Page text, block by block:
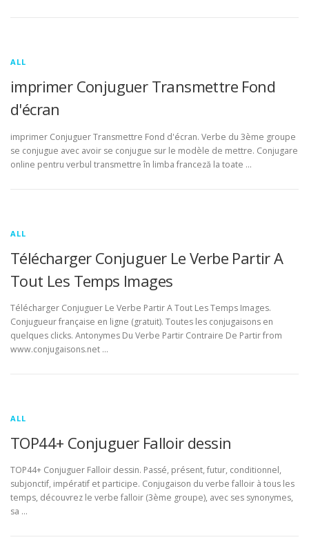
ALL
imprimer Conjuguer Transmettre Fond
d'écran
imprimer Conjuguer Transmettre Fond d'écran. Verbe du 3ème groupe
se conjugue avec avoir se conjugue sur le modèle de mettre. Conjugare
online pentru verbul transmettre în limba franceză la toate …
ALL
Télécharger Conjuguer Le Verbe Partir A
Tout Les Temps Images
Télécharger Conjuguer Le Verbe Partir A Tout Les Temps Images.
Conjugueur française en ligne (gratuit). Toutes les conjugaisons en
quelques clicks. Antonymes Du Verbe Partir Contraire De Partir from
www.conjugaisons.net …
ALL
TOP44+ Conjuguer Falloir dessin
TOP44+ Conjuguer Falloir dessin. Passé, présent, futur, conditionnel,
subjonctif, impératif et participe. Conjugaison du verbe falloir à tous les
temps, découvrez le verbe falloir (3ème groupe), avec ses synonymes,
sa …